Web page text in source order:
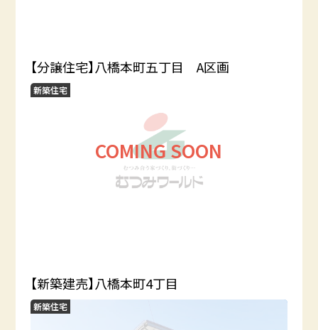
【分譲住宅】八橋本町五丁目 A区画
新築住宅
COMING SOON
【新築建売】八橋本町4丁目
新築住宅